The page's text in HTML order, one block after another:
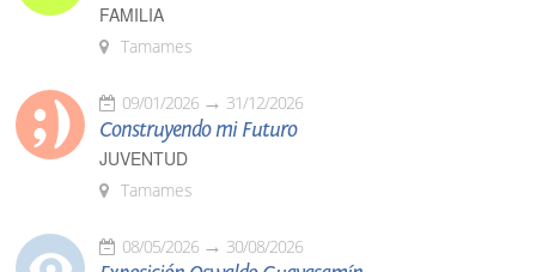
FAMILIA
Tamames
09/01/2026 31/12/2026
Construyendo mi Futuro
JUVENTUD
Tamames
08/05/2026 30/08/2026